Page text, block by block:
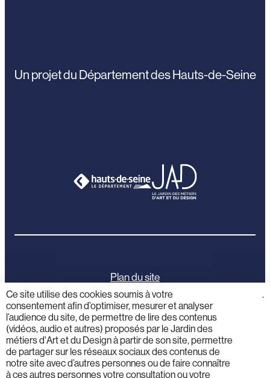
Un projet du Département des Hauts-de-Seine
Plan du site
Mentions légales
Politique de confidentialité
Activités éducatives
Ce site utilise des cookies soumis à votre
consentement afin d’optimiser, mesurer et analyser
l’audience du site, de permettre de lire des contenus
(vidéos, audio et autres) proposés par le Jardin des
métiers d'Art et du Design à partir de son site, permettre
de partager sur les réseaux sociaux des contenus de
notre site avec d’autres personnes ou de faire connaître
à ces autres personnes votre consultation ou votre
.